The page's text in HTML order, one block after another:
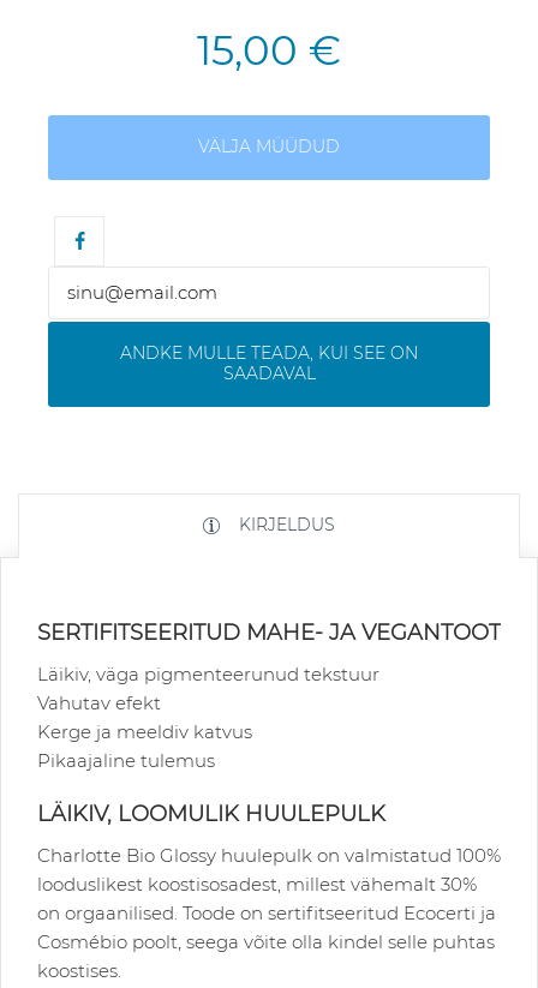
15,00 €
VÄLJA MÜÜDUD
ANDKE MULLE TEADA, KUI SEE ON
SAADAVAL
KIRJELDUS
SERTIFITSEERITUD MAHE- JA VEGANTOOT
Läikiv, väga pigmenteerunud tekstuur
Vahutav efekt
Kerge ja meeldiv katvus
Pikaajaline tulemus
LÄIKIV, LOOMULIK HUULEPULK
Charlotte Bio Glossy huulepulk on valmistatud 100%
looduslikest koostisosadest, millest vähemalt 30%
on orgaanilised. Toode on sertifitseeritud Ecocerti ja
Cosmébio poolt, seega võite olla kindel selle puhtas
koostises.